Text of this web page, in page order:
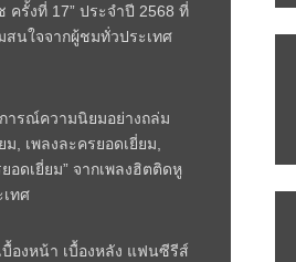
รั้งที่ 17” ประจำปี 2568 ที่
สนใจจากผู้ชมทั่วประเทศ
ารณ์ความนิยมอย่างถล่ม
, เพลงละครยอดเยี่ยม,
อดเยี่ยม” จากเพลงฮิตติดหู
ทศ
องหน้า เบื้องหลัง แฟนซีรีส์